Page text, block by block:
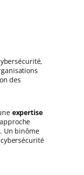
des
expertise
Un binôme